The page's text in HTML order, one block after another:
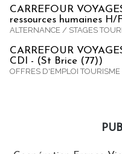
CARREFOUR
ressources humaines
ALTERNANCE / STAGES
CARREFOUR
CDI - (St Brice (77))
OFFRES D'EMPLOI TOURISME